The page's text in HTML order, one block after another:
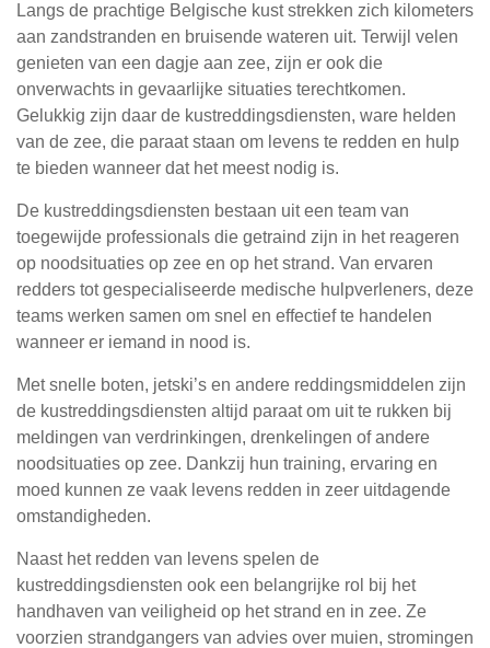
Langs de prachtige Belgische kust strekken zich kilometers
aan zandstranden en bruisende wateren uit. Terwijl velen
genieten van een dagje aan zee, zijn er ook die
onverwachts in gevaarlijke situaties terechtkomen.
Gelukkig zijn daar de kustreddingsdiensten, ware helden
van de zee, die paraat staan om levens te redden en hulp
te bieden wanneer dat het meest nodig is.
De kustreddingsdiensten bestaan uit een team van
toegewijde professionals die getraind zijn in het reageren
op noodsituaties op zee en op het strand. Van ervaren
redders tot gespecialiseerde medische hulpverleners, deze
teams werken samen om snel en effectief te handelen
wanneer er iemand in nood is.
Met snelle boten, jetski’s en andere reddingsmiddelen zijn
de kustreddingsdiensten altijd paraat om uit te rukken bij
meldingen van verdrinkingen, drenkelingen of andere
noodsituaties op zee. Dankzij hun training, ervaring en
moed kunnen ze vaak levens redden in zeer uitdagende
omstandigheden.
Naast het redden van levens spelen de
kustreddingsdiensten ook een belangrijke rol bij het
handhaven van veiligheid op het strand en in zee. Ze
voorzien strandgangers van advies over muien, stromingen